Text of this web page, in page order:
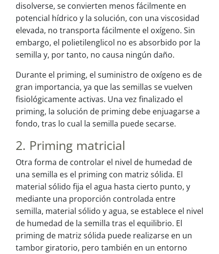
disolverse, se convierten menos fácilmente en
potencial hídrico y la solución, con una viscosidad
elevada, no transporta fácilmente el oxígeno. Sin
embargo, el polietilenglicol no es absorbido por la
semilla y, por tanto, no causa ningún daño.
Durante el priming, el suministro de oxígeno es de
gran importancia, ya que las semillas se vuelven
fisiológicamente activas. Una vez finalizado el
priming, la solución de priming debe enjuagarse a
fondo, tras lo cual la semilla puede secarse.
2. Priming matricial
Otra forma de controlar el nivel de humedad de
una semilla es el priming con matriz sólida. El
material sólido fija el agua hasta cierto punto, y
mediante una proporción controlada entre
semilla, material sólido y agua, se establece el nivel
de humedad de la semilla tras el equilibrio. El
priming de matriz sólida puede realizarse en un
tambor giratorio, pero también en un entorno